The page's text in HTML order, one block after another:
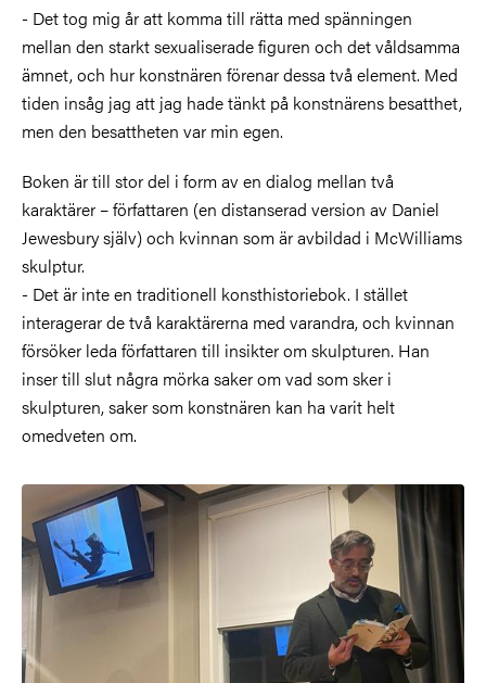
- Det tog mig år att komma till rätta med spänningen
mellan den starkt sexualiserade figuren och det våldsamma
ämnet, och hur konstnären förenar dessa två element. Med
tiden insåg jag att jag hade tänkt på konstnärens besatthet,
men den besattheten var min egen.
Boken är till stor del i form av en dialog mellan två
karaktärer – författaren (en distanserad version av Daniel
Jewesbury själv) och kvinnan som är avbildad i McWilliams
skulptur.
- Det är inte en traditionell konsthistoriebok. I stället
interagerar de två karaktärerna med varandra, och kvinnan
försöker leda författaren till insikter om skulpturen. Han
inser till slut några mörka saker om vad som sker i
skulpturen, saker som konstnären kan ha varit helt
omedveten om.